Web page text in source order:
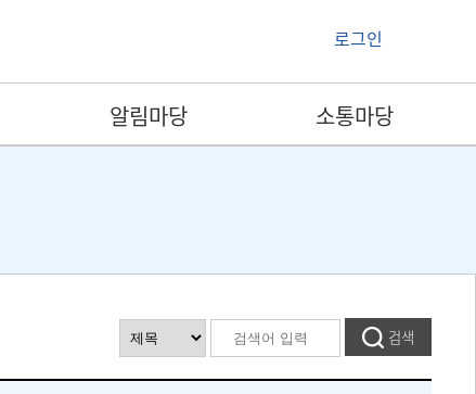
로그인
알림마당 소통마당